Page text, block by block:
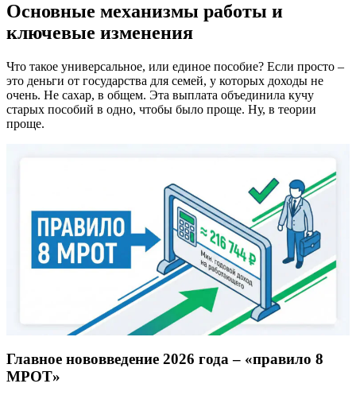
Основные механизмы работы и
ключевые изменения
Что такое универсальное, или единое пособие? Если просто –
это деньги от государства для семей, у которых доходы не
очень. Не сахар, в общем. Эта выплата объединила кучу
старых пособий в одно, чтобы было проще. Ну, в теории
проще.
Главное нововведение 2026 года – «правило 8
МРОТ»